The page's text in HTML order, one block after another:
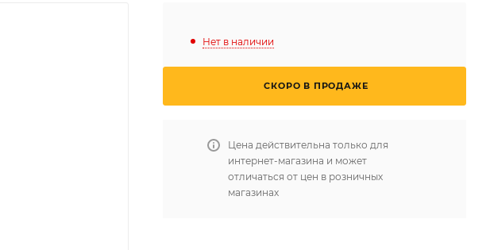
Нет в наличии
СКОРО В ПРОДАЖЕ
Цена действительна только для
интернет-магазина и может
отличаться от цен в розничных
магазинах